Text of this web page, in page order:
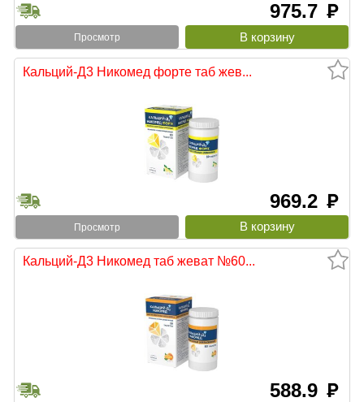
975.7 руб
Просмотр
Кальций-Д3 Никомед форте таб жев...
969.2 руб
Просмотр
Кальций-Д3 Никомед таб жеват №60...
588.9 руб